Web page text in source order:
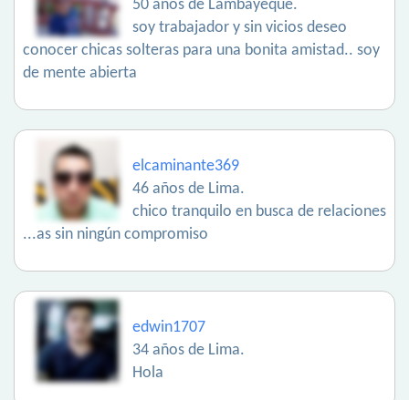
50 años de Lambayeque.
soy trabajador y sin vicios deseo
conocer chicas solteras para una bonita amistad.. soy
de mente abierta
elcaminante369
46 años de Lima.
chico tranquilo en busca de relaciones
...as sin ningún compromiso
edwin1707
34 años de Lima.
Hola